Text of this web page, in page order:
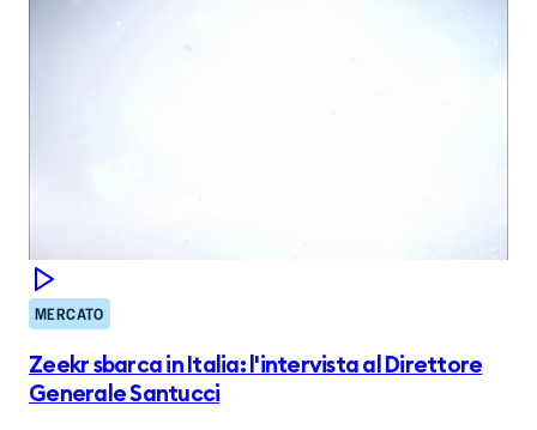
MERCATO
Zeekr sbarca in Italia: l'intervista al Direttore
Generale Santucci